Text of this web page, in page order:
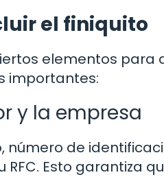
el finiquito
elementos para
importantes:
y la empresa
número de
Esto garantiza